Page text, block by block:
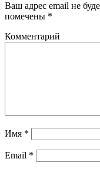
Ваш адрес email не
помечены *
Комментарий
Имя *
Email *